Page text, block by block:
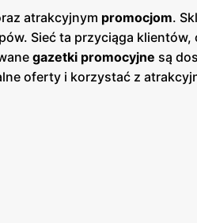
atrakcyjnym promocjom.
Sieć ta przyciąga klientów,
gazetki promocyjne są
oferty i korzystać z
oferowanych przez
zakupy w